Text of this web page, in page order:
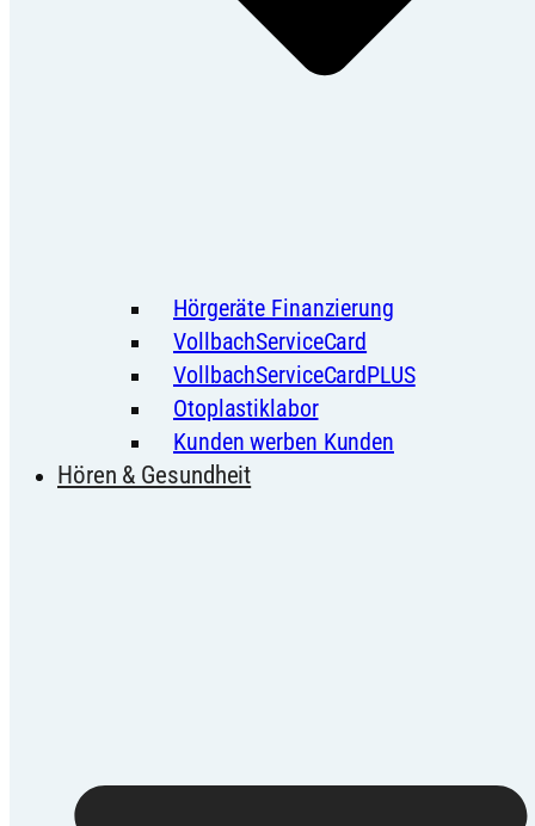
Hörgeräte Finanzierung
VollbachServiceCard
VollbachServiceCardPLUS
Otoplastiklabor
Kunden werben Kunden
Hören & Gesundheit